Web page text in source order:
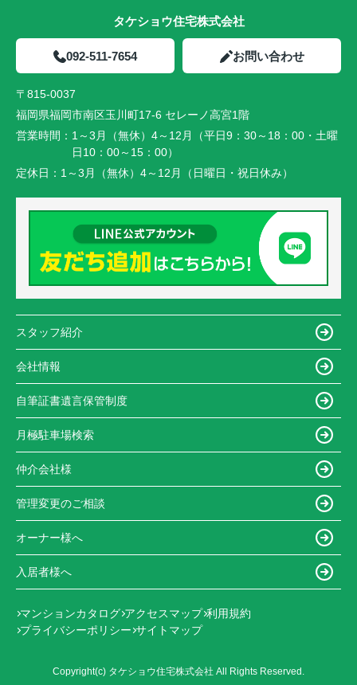
タケショウ住宅株式会社
092-511-7654 お問い合わせ
〒815-0037
福岡県福岡市南区玉川町17-6 セレーノ高宮1階
営業時間： 1～3月（無休）4～12月（平日9：30～18：00・土曜
日10：00～15：00）
定休日： 1～3月（無休）4～12月（日曜日・祝日休み）
スタッフ紹介
会社情報
自筆証書遺言保管制度
月極駐車場検索
仲介会社様
管理変更のご相談
オーナー様へ
入居者様へ
マンションカタログ アクセスマップ 利用規約
プライバシーポリシー サイトマップ
Copyright(c) タケショウ住宅株式会社 All Rights Reserved.